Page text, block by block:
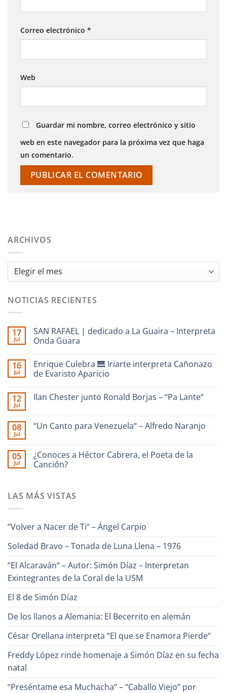
Correo electrónico *
Web
Guardar mi nombre, correo electrónico y sitio
web en este navegador para la próxima vez que haga
un comentario.
ARCHIVOS
Archivos
NOTICIAS RECIENTES
17
Jul
SAN RAFAEL | dedicado a La Guaira – Interpreta
Onda Guara
comentarios
en
SAN
dedicado
–
Interpreta
16
Jul
Enrique Culebra 🎹 Iriarte interpreta Cañonazo
de Evaristo Aparicio
comentarios
🎹
Iriarte
de
Evaristo
Aparicio
12
Jul
Ilan Chester junto Ronald Borjas – “Pa Lante“
comentarios
en
Ronald
Borjas
–
08
Jul
“Un Canto para Venezuela“ – Alfredo Naranjo
comentarios
en
“Un
Canto
Alfredo
05
Jul
¿Conoces a Héctor Cabrera, el Poeta de la
Canción?
en
¿Conoces
el
de
la
LAS MÁS VISTAS
“Volver a Nacer de Ti“ – Ángel Carpio
Soledad Bravo – Tonada de Luna Llena – 1976
“El Alcaraván“ – Autor: Simón Díaz – Interpretan
Exintegrantes de la Coral de la USM
El 8 de Simón Díaz
De los llanos a Alemania: El Becerrito en alemán
César Orellana interpreta “El que se Enamora Pierde“
Freddy López rinde homenaje a Simón Díaz en su fecha
natal
“Preséntame esa Muchacha“ – “Caballo Viejo“ por